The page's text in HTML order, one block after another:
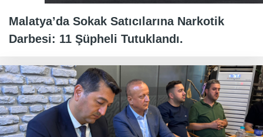
Malatya’da Sokak Satıcılarına Narkotik
Darbesi: 11 Şüpheli Tutuklandı.